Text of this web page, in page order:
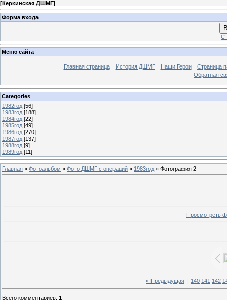
[Керкинская ДШМГ]
Форма входа
Меню сайта
Главная страница История ДШМГ Наши Герои
Страница
Обратная
Categories
1982год [56]
1983год [188]
1984год [22]
1985год [49]
1986год [270]
1987год [137]
1988год [9]
1989год [11]
Главная » Фотоальбом » Фото ДШМГ с операций » 1983год » Фотография 2
Просмотреть
« Предыдущая 140 141 142
Всего комментариев: 1